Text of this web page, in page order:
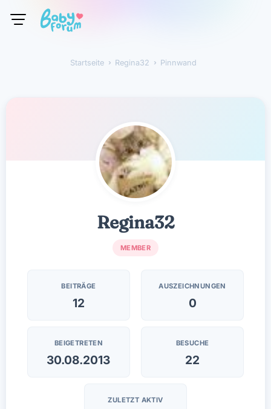
Startseite › Regina32 › Pinnwand
Regina32
MEMBER
BEITRÄGE
12
AUSZEICHNUNGEN
0
BEIGETRETEN
30.08.2013
BESUCHE
22
ZULETZT AKTIV